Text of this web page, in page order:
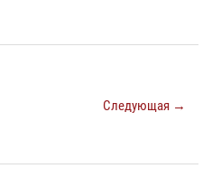
Следующая →